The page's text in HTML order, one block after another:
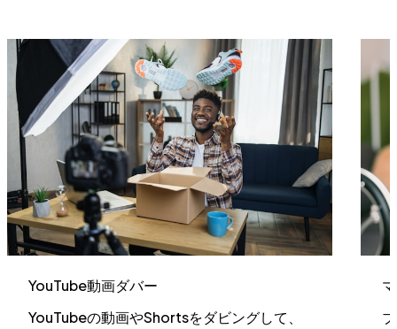
YouTube動画ダバー
YouTubeの動画やShortsをダビングして、